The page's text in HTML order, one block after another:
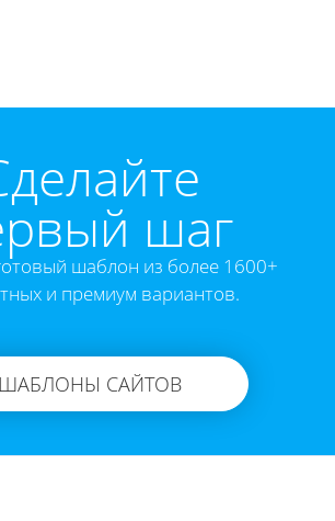
шаг
шаблон из более 1600+
и премиум вариантов.
ШАБЛОНЫ САЙТОВ